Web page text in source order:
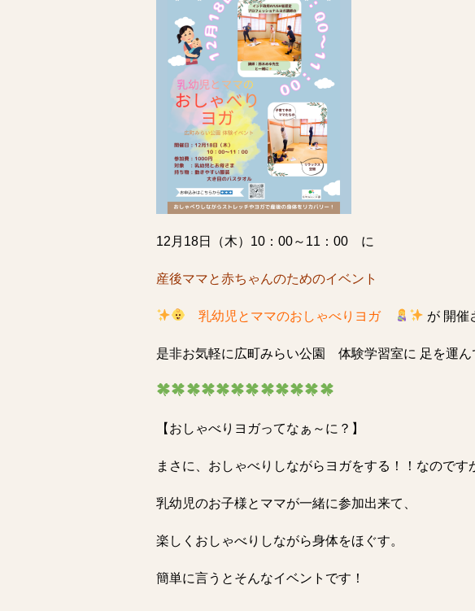
12月18日（木）10：00～11：00 に
産後ママと赤ちゃんのためのイベント
乳幼児とママのおしゃべりヨガ が 開催
是非お気軽に広町みらい公園 体験学習室に 足を運ん
【おしゃべりヨガってなぁ～に？】
まさに、おしゃべりしながらヨガをする！！なのです
乳幼児のお子様とママが一緒に参加出来て、
楽しくおしゃべりしながら身体をほぐす。
簡単に言うとそんなイベントです！